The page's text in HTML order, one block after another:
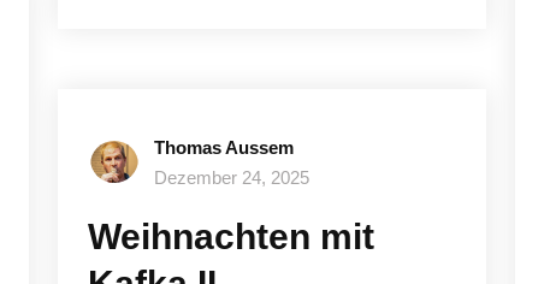
Thomas Aussem
Dezember 24, 2025
Weihnachten mit